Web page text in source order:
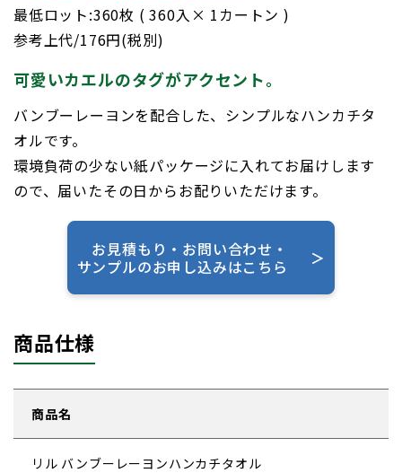
最低ロット:360枚 ( 360入× 1カートン )
参考上代/176円(税別)
可愛いカエルのタグがアクセント。
バンブーレーヨンを配合した、シンプルなハンカチタ
オルです。
環境負荷の少ない紙パッケージに入れてお届けします
ので、届いたその日からお配りいただけます。
お見積もり・お問い合わせ・
サンプルのお申し込みはこちら
＞
商品仕様
商品名
リル バンブーレーヨンハンカチタオル